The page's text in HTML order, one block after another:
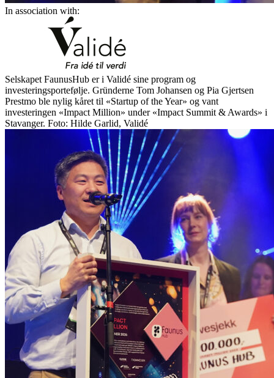
In association with:
Selskapet FaunusHub er i Validé sine program og
investeringsportefølje. Gründerne Tom Johansen og Pia Gjertsen
Prestmo ble nylig kåret til «Startup of the Year» og vant
investeringen «Impact Million» under «Impact Summit & Awards» i
Stavanger. Foto: Hilde Garlid, Validé